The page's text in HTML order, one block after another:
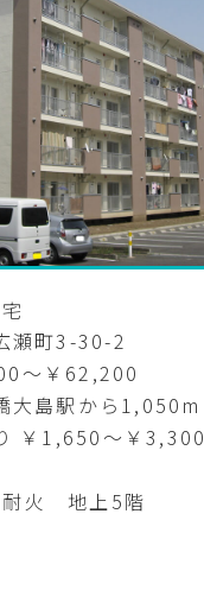
瀬町3-30-2
～￥62,200
大島駅から1,050m
￥1,650～￥3,300
耐火 地上5階